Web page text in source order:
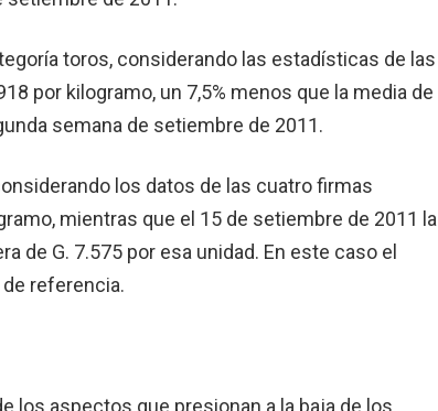
toros, considerando las estadísticas de las
por kilogramo, un 7,5% menos que la media de
semana de setiembre de 2011.
los datos de las cuatro firmas
mientras que el 15 de setiembre de 2011 la
de G. 7.575 por esa unidad. En este caso el
referencia.